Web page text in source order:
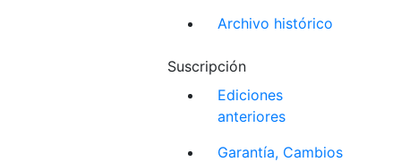
Archivo histórico
Suscripción
Ediciones
anteriores
Garantía, Cambios